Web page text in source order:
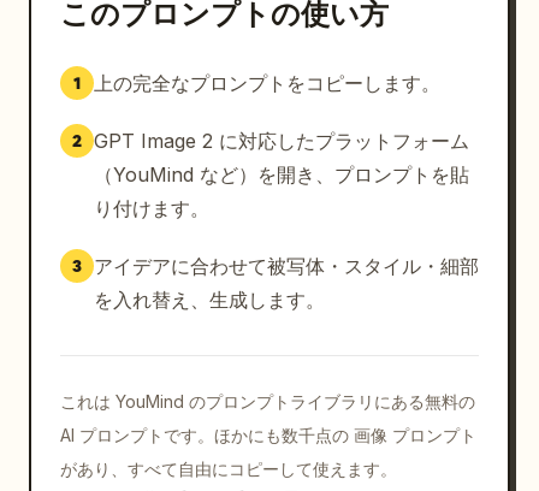
このプロンプトの使い方
1 上の完全なプロンプトをコピーします。
2 GPT Image 2 に対応したプラットフォーム
（YouMind など）を開き、プロンプトを貼
り付けます。
3
アイデアに合わせて被写体・スタイル・細部
を入れ替え、生成します。
これは YouMind のプロンプトライブラリにある無料の
AI プロンプトです。ほかにも数千点の 画像 プロンプト
があり、すべて自由にコピーして使えます。